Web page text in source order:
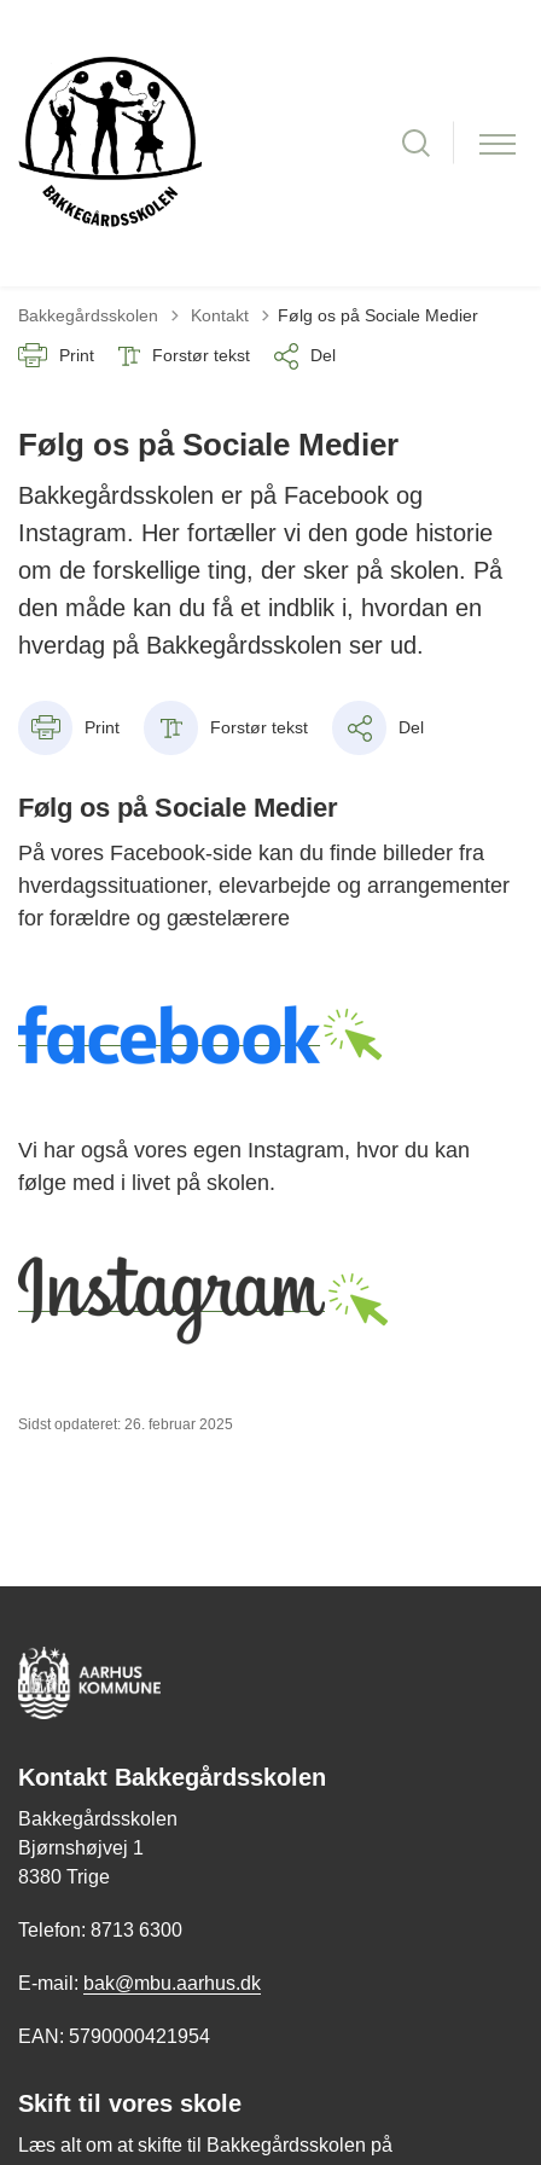
Bakkegårdsskolen Tilbage til
Kontakt Følg os på Sociale Medier
Print Forstør tekst Del
Følg os på Sociale Medier
Bakkegårdsskolen er på Facebook og
Instagram. Her fortæller vi den gode historie
om de forskellige ting, der sker på skolen. På
den måde kan du få et indblik i, hvordan en
hverdag på Bakkegårdsskolen ser ud.
Print Forstør tekst Del
Følg os på Sociale Medier
På vores Facebook-side kan du finde billeder fra
hverdagssituationer, elevarbejde og arrangementer
for forældre og gæstelærere
Vi har også vores egen Instagram, hvor du kan
følge med i livet på skolen.
Sidst opdateret: 26. februar 2025
Kontakt Bakkegårdsskolen
Bakkegårdsskolen
Bjørnshøjvej 1
8380 Trige
Telefon: 8713 6300
E-mail: bak@mbu.aarhus.dk
EAN: 5790000421954
Skift til vores skole
Læs alt om at skifte til Bakkegårdsskolen på